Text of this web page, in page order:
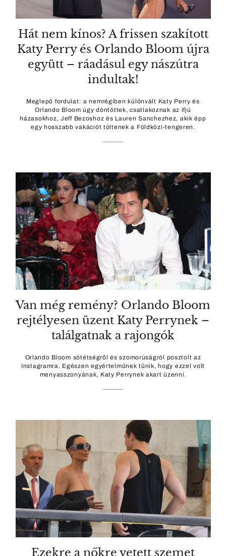
Hát nem kínos? A frissen szakított
Katy Perry és Orlando Bloom újra
együtt – ráadásul egy nászútra
indultak!
Meglepő fordulat: a nemrégiben különvált Katy Perry és
Orlando Bloom úgy döntöttek, csatlakoznak az ifjú
házasokhoz, Jeff Bezoshoz és Lauren Sanchezhez, akik épp
egy hosszabb vakációt töltenek a Földközi-tengeren.
Van még remény? Orlando Bloom
rejtélyesen üzent Katy Perrynek –
találgatnak a rajongók
Orlando Bloom sötétségről és szomorúságról posztolt az
Instagramra. Egészen egyértelműnek tűnik, hogy ezzel volt
menyasszonyának, Katy Perrynek akart üzenni.
Ezekre a nőkre vetett szemet